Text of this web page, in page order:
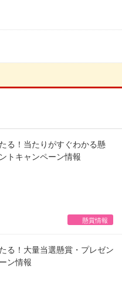
る！当たりがすぐわかる懸
トキャンペーン情報
懸賞情報
る！大量当選懸賞・プレゼン
ン情報